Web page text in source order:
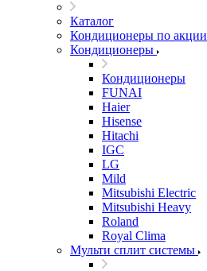
Каталог
Кондиционеры по акции
Кондиционеры
Кондиционеры
FUNAI
Haier
Hisense
Hitachi
IGC
LG
Mild
Mitsubishi Electric
Mitsubishi Heavy
Roland
Royal Clima
Мульти сплит системы